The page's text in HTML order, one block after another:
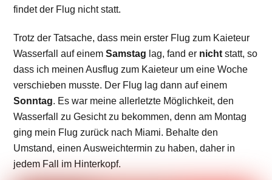
findet der Flug nicht statt.
Trotz der Tatsache, dass mein erster Flug zum Kaieteur
Wasserfall auf einemSamstag lag, fand er nicht statt, so
dass ich meinen Ausflug zum Kaieteur um eine Woche
verschieben musste. Der Flug lag dann auf einem
Sonntag. Es war meine allerletzte Möglichkeit, den
Wasserfall zu Gesicht zu bekommen, denn am Montag
ging mein Flug zurück nach Miami. Behalte den
Umstand, einen Ausweichtermin zu haben, daher in
jedem Fall im Hinterkopf.